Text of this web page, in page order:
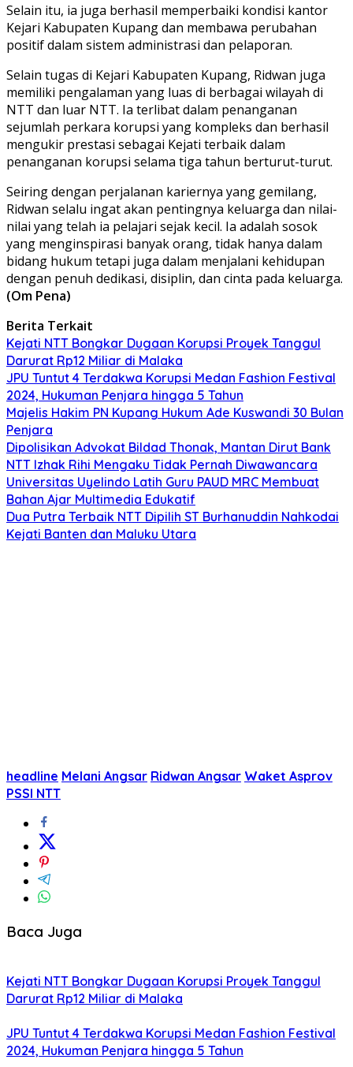
Selain itu, ia juga berhasil memperbaiki kondisi kantor
Kejari Kabupaten Kupang dan membawa perubahan
positif dalam sistem administrasi dan pelaporan.
Selain tugas di Kejari Kabupaten Kupang, Ridwan juga
memiliki pengalaman yang luas di berbagai wilayah di
NTT dan luar NTT. Ia terlibat dalam penanganan
sejumlah perkara korupsi yang kompleks dan berhasil
mengukir prestasi sebagai Kejati terbaik dalam
penanganan korupsi selama tiga tahun berturut-turut.
Seiring dengan perjalanan kariernya yang gemilang,
Ridwan selalu ingat akan pentingnya keluarga dan nilai-
nilai yang telah ia pelajari sejak kecil. Ia adalah sosok
yang menginspirasi banyak orang, tidak hanya dalam
bidang hukum tetapi juga dalam menjalani kehidupan
dengan penuh dedikasi, disiplin, dan cinta pada keluarga.
(Om Pena)
Berita Terkait
Kejati NTT Bongkar Dugaan Korupsi Proyek Tanggul
Darurat Rp12 Miliar di Malaka
JPU Tuntut 4 Terdakwa Korupsi Medan Fashion Festival
2024, Hukuman Penjara hingga 5 Tahun
Majelis Hakim PN Kupang Hukum Ade Kuswandi 30 Bulan
Penjara
Dipolisikan Advokat Bildad Thonak, Mantan Dirut Bank
NTT Izhak Rihi Mengaku Tidak Pernah Diwawancara
Universitas Uyelindo Latih Guru PAUD MRC Membuat
Bahan Ajar Multimedia Edukatif
Dua Putra Terbaik NTT Dipilih ST Burhanuddin Nahkodai
Kejati Banten dan Maluku Utara
headline Melani Angsar Ridwan Angsar Waket Asprov
PSSI NTT
Baca Juga
Kejati NTT Bongkar Dugaan Korupsi Proyek Tanggul
Darurat Rp12 Miliar di Malaka
JPU Tuntut 4 Terdakwa Korupsi Medan Fashion Festival
2024, Hukuman Penjara hingga 5 Tahun